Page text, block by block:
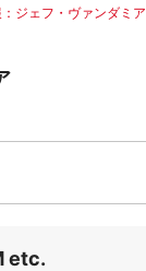
：ジェフ・ヴァンダミア
etc.